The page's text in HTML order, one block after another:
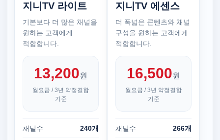
지니TV 라이트
기본보다 더 많은 채널을
원하는 고객에게
적합합니다.
13,200원
월요금 / 3년 약정결합
기준
채널수 240개
지니TV 에센스
더 폭넓은 콘텐츠와 채널
구성을 원하는 고객에게
적합합니다.
16,500원
월요금 / 3년 약정결합
기준
채널수 266개